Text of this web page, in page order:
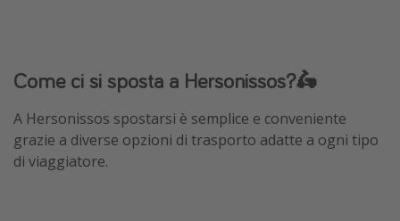
Come ci si sposta a Hersonissos?🛵
A Hersonissos spostarsi è semplice e conveniente
grazie a diverse opzioni di trasporto adatte a ogni tipo
di viaggiatore.